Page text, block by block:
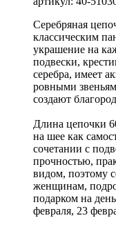
Серебряная
классическим
украшение на
подвески,
серебра, имеет
ровными
создают
Длина цепочки
на шее как
сочетании с
прочностью,
видом, поэтому
женщинам,
подарком на
февраля, 23